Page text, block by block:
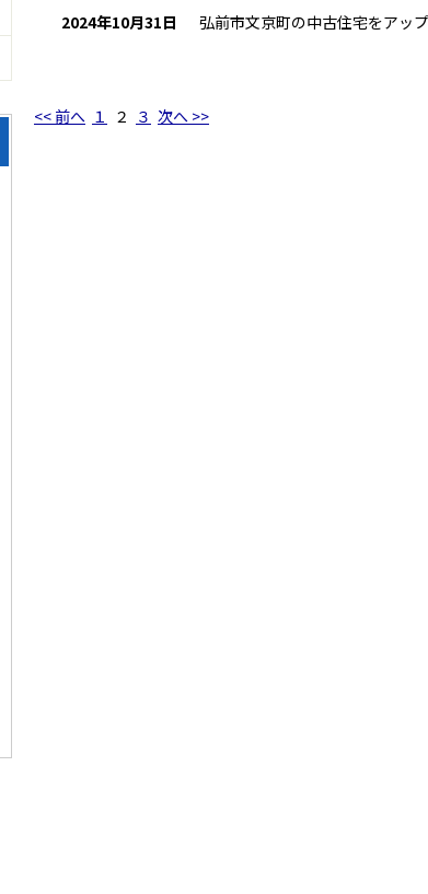
2024年10月31日 弘前市文京町の中古住宅をアッ
<< 前へ １ ２ ３ 次へ >>